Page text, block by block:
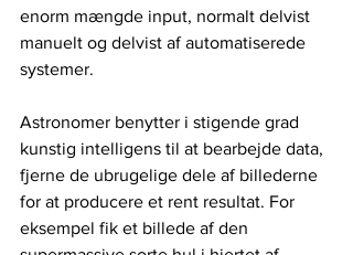
enorm mængde input, normalt delvist
manuelt og delvist af automatiserede
systemer.
Astronomer benytter i stigende grad
kunstig intelligens til at bearbejde data,
fjerne de ubrugelige dele af billederne
for at producere et rent resultat. For
eksempel fik et billede af den